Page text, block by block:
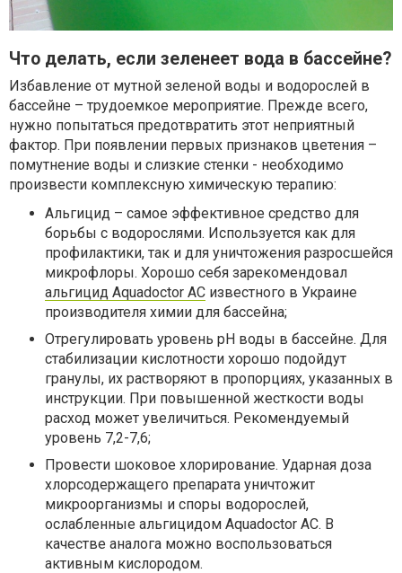
Что делать, если зеленеет вода в бассейне?
Избавление от мутной зеленой воды и водорослей в
бассейне – трудоемкое мероприятие. Прежде всего,
нужно попытаться предотвратить этот неприятный
фактор. При появлении первых признаков цветения –
помутнение воды и слизкие стенки - необходимо
произвести комплексную химическую терапию:
Альгицид – самое эффективное средство для
борьбы с водорослями. Используется как для
профилактики, так и для уничтожения разросшейся
микрофлоры. Хорошо себя зарекомендовал
альгицид Aquadoctor АС известного в Украине
производителя химии для бассейна;
Отрегулировать уровень pH воды в бассейне. Для
стабилизации кислотности хорошо подойдут
гранулы, их растворяют в пропорциях, указанных в
инструкции. При повышенной жесткости воды
расход может увеличиться. Рекомендуемый
уровень 7,2-7,6;
Провести шоковое хлорирование. Ударная доза
хлорсодержащего препарата уничтожит
микроорганизмы и споры водорослей,
ослабленные альгицидом Aquadoctor AC. В
качестве аналога можно воспользоваться
активным кислородом.